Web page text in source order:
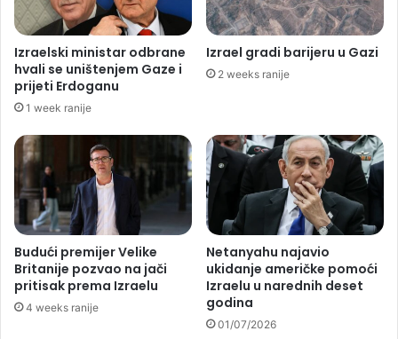
Izraelski ministar odbrane
hvali se uništenjem Gaze i
prijeti Erdoganu
1 week ranije
Izrael gradi barijeru u Gazi
2 weeks ranije
Budući premijer Velike
Britanije pozvao na jači
pritisak prema Izraelu
4 weeks ranije
Netanyahu najavio
ukidanje američke pomoći
Izraelu u narednih deset
godina
01/07/2026